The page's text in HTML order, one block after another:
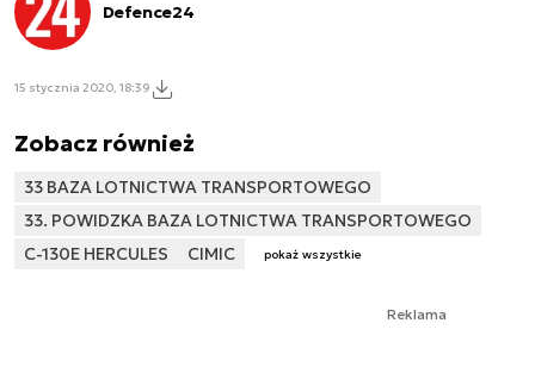
Defence24
15 stycznia 2020, 18:39
Zobacz również
33 BAZA LOTNICTWA TRANSPORTOWEGO
33. POWIDZKA BAZA LOTNICTWA TRANSPORTOWEGO
C-130E HERCULES
CIMIC pokaż wszystkie
Reklama